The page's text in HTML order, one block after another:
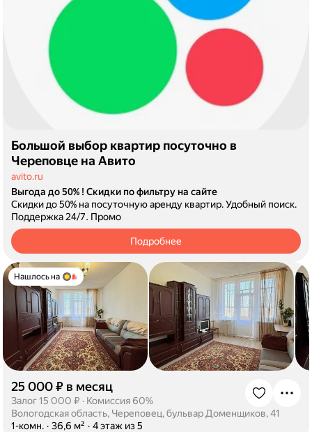
Большой выбор квартир посуточно в
Череповце на Авито
avito.ru
Выгода до 50% ! Скидки по фильтру на сайте
Скидки до 50% на посуточную аренду квартир. Удобный поиск.
Поддержка 24/7. Промо
Подробнее
Нашлось на
25 000 ₽ в месяц
Залог 15 000 ₽ · Комиссия 60%
Вологодская область, Череповец, бульвар Доменщиков, 41
1-комн. · 36,6 м² · 4 этаж из 5